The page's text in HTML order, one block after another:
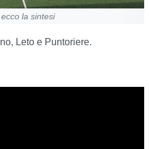
la sintesi
Leto e Puntoriere.